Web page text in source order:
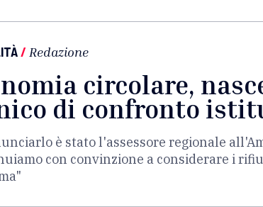
/ Redazione
circolare,
di confronto
è stato l'assessore regionale
con convinzione a considerare i